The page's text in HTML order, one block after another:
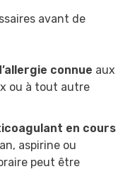
avant de
connue aux
ou à tout autre
en cours
aspirine ou
peut être